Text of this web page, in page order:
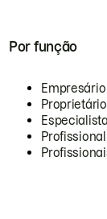
Por função
Empresário